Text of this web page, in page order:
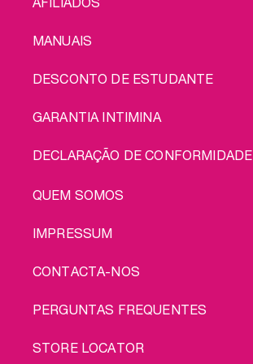
MANUAIS
DESCONTO DE ESTUDANTE
GARANTIA INTIMINA
DECLARAÇÃO DE CONFORMIDADE
LEGAL
QUEM SOMOS
IMPRESSUM
CONTACTA-NOS
PERGUNTAS FREQUENTES
STORE LOCATOR